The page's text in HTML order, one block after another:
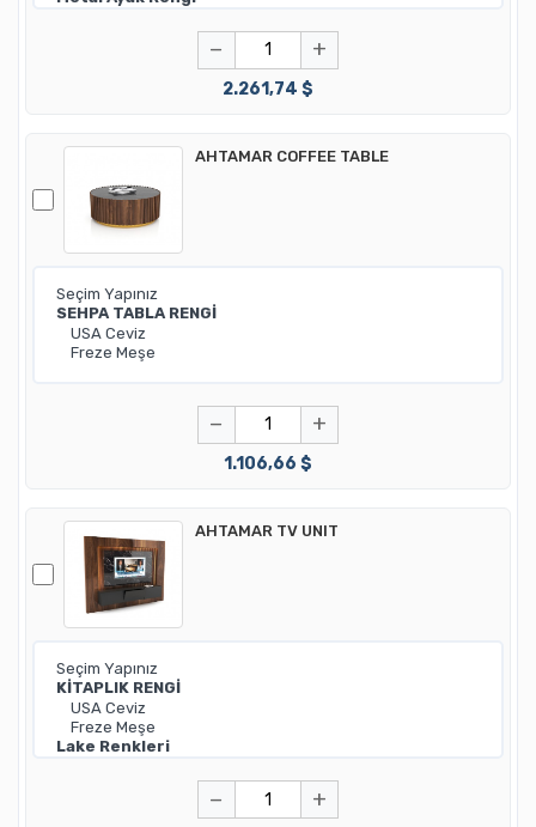
− +
2.261,74 $
AHTAMAR COFFEE TABLE
− +
1.106,66 $
AHTAMAR TV UNIT
− +